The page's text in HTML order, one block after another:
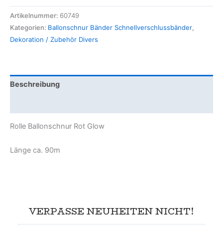
Artikelnummer: 60749
Kategorien: Ballonschnur Bänder Schnellverschlussbänder,
Dekoration / Zubehör Divers
Beschreibung
Rolle Ballonschnur Rot Glow
Länge ca. 90m
VERPASSE NEUHEITEN NICHT!